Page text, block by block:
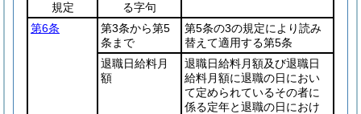
規定
る字句
第6条
第3条から第5
条まで
第5条の3の規定により読み
替えて適用する第5条
退職日給料月
額
退職日給料月額及び退職日
給料月額に退職の日におい
て定められているその者に
係る定年と退職の日におけ